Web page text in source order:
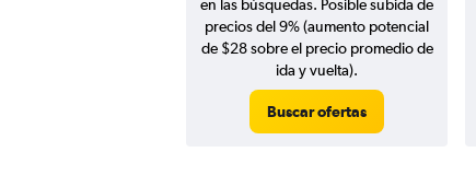
en las búsquedas. Posible subida de
precios del 9% (aumento potencial
de $28 sobre el precio promedio de
ida y vuelta).
Buscar ofertas